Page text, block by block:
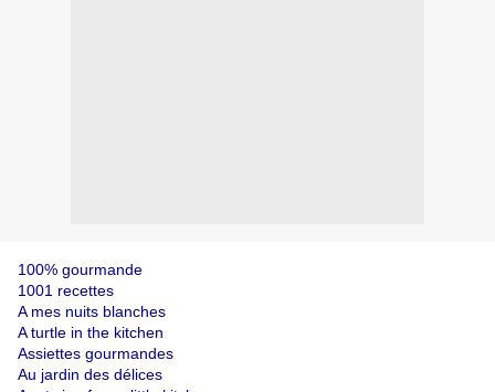
100% gourmande
1001 recettes
A mes nuits blanches
A turtle in the kitchen
Assiettes gourmandes
Au jardin des délices